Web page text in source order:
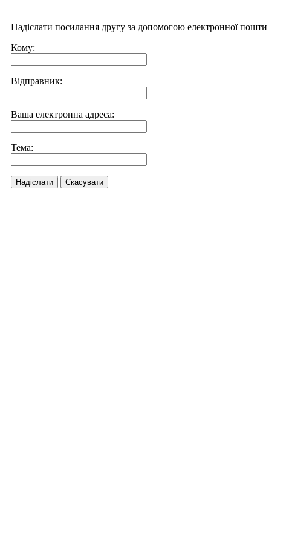
Надіслати посилання другу за допомогою електронної пошти
Кому:
Відправник:
Ваша електронна адреса:
Тема:
Надіслати Скасувати